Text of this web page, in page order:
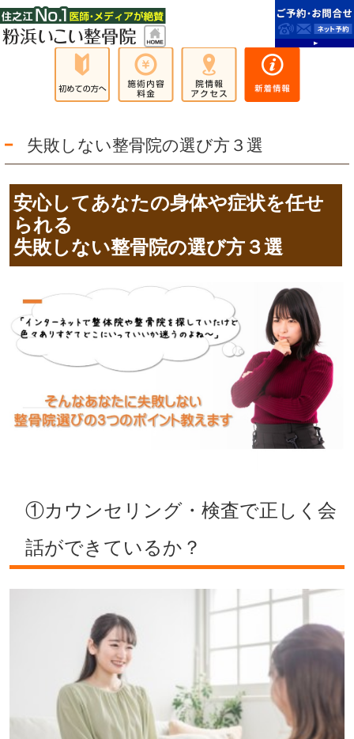
失敗しない整骨院の選び方３選
安心してあなたの身体や症状を任せ
られる
失敗しない整骨院の選び方３選
①カウンセリング・検査で正しく会
話ができているか？